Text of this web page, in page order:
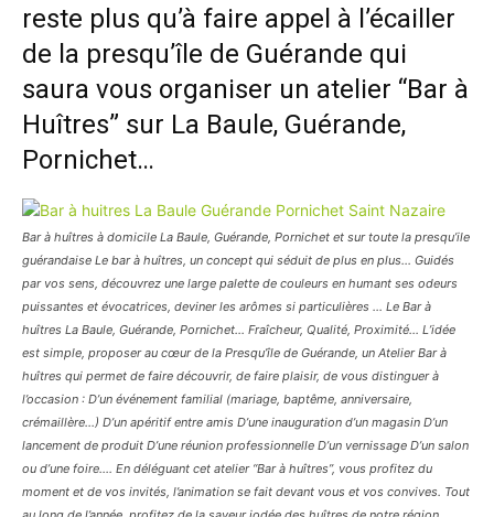
reste plus qu’à faire appel à l’écailler
de la presqu’île de Guérande qui
saura vous organiser un atelier “Bar à
Huîtres” sur La Baule, Guérande,
Pornichet…
Bar à huîtres à domicile La Baule, Guérande, Pornichet et sur toute la presqu’ile
guérandaise Le bar à huîtres, un concept qui séduit de plus en plus… Guidés
par vos sens, découvrez une large palette de couleurs en humant ses odeurs
puissantes et évocatrices, deviner les arômes si particulières … Le Bar à
huîtres La Baule, Guérande, Pornichet… Fraîcheur, Qualité, Proximité… L’idée
est simple, proposer au cœur de la Presqu’île de Guérande, un Atelier Bar à
huîtres qui permet de faire découvrir, de faire plaisir, de vous distinguer à
l’occasion : D’un événement familial (mariage, baptême, anniversaire,
crémaillère…) D’un apéritif entre amis D’une inauguration d’un magasin D’un
lancement de produit D’une réunion professionnelle D’un vernissage D’un salon
ou d’une foire…. En déléguant cet atelier “Bar à huîtres”, vous profitez du
moment et de vos invités, l’animation se fait devant vous et vos convives. Tout